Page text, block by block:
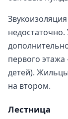
первого
детей).
на втором.
Лестница